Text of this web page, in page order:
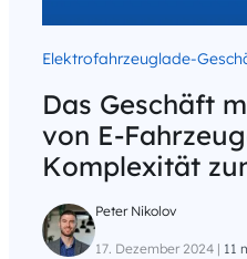
Elektrofahrzeuglade-
Das Geschäft
von E-
Komplexität
Peter Nikolov
17. Dezember 2024 | 11